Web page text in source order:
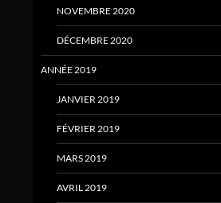
NOVEMBRE 2020
DÉCEMBRE 2020
ANNÉE 2019
JANVIER 2019
FÉVRIER 2019
MARS 2019
AVRIL 2019